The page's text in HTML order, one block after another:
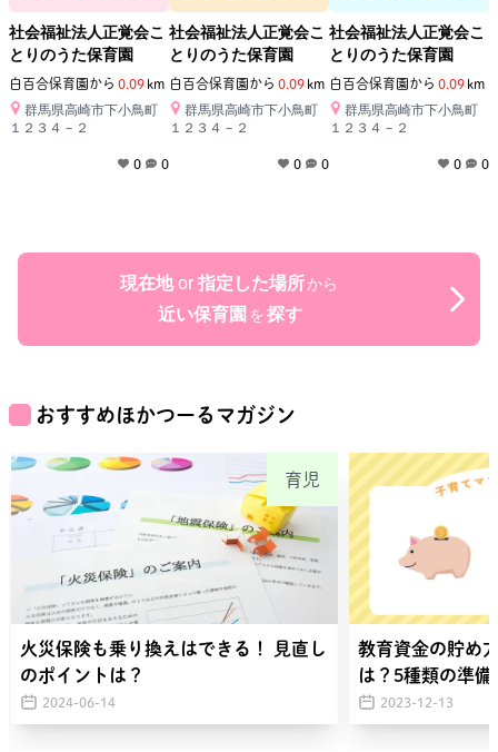
社会福祉法人正覚会こ
とりのうた保育園
白百合保育園から 0.09 km
群馬県高崎市下小鳥町
１２３４－２
0 0
社会福祉法人正覚会こ
とりのうた保育園
白百合保育園から 0.09 km
群馬県高崎市下小鳥町
１２３４－２
0 0
社会福祉法人正覚会こ
とりのうた保育園
白百合保育園から 0.09 km
群馬県高崎市下小鳥町
１２３４－２
0 0
現在地 or 指定した場所から
近い保育園 を探す
おすすめほかつーるマガジン
育児
火災保険も乗り換えはできる！ 見直し
のポイントは？
2024-06-14
教育資金の貯め
は？5種類の準
2023-12-13